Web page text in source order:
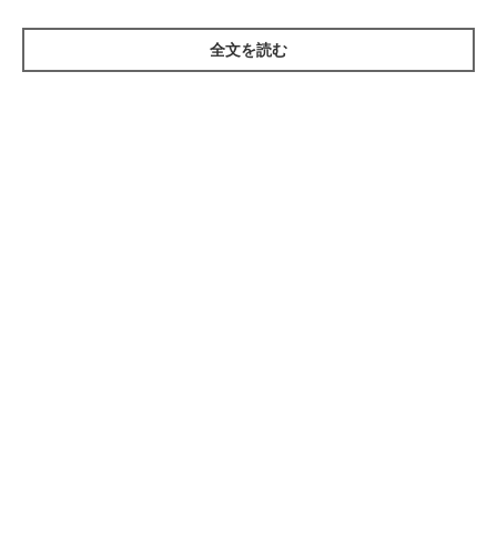
ねこのきもち投稿写真ギャラリー
全文を読む